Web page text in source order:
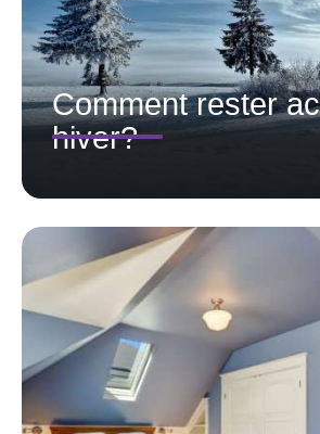
Comment rester
hiver?